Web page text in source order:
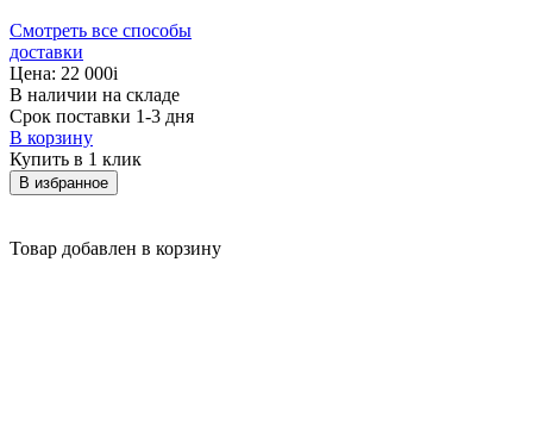
Смотреть все способы
доставки
Цена: 22 000i
В наличии на складе
Срок поставки 1-3 дня
В корзину
Купить в 1 клик
В избранное
Товар добавлен в корзину